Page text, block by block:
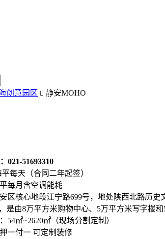
海创意园区  静安MOHO
021-51693310
每天（合同二年起签）
每月含空调能耗
区核心地段江宁路699号，地处陕西北路历
是由8万平方米购物中心、5万平方米写字楼
㎡~2620㎡（现场分割定制）
一付一 可定制装修